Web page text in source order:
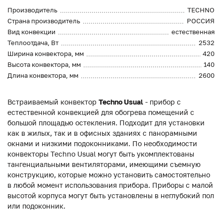
Производитель
TECHNO
Страна производитель
РОССИЯ
Вид конвекции
естественная
Теплоотдача, Вт
2532
Ширина конвектора, мм
420
Высота конвектора, мм
140
Длина конвектора, мм
2600
Встраиваемый конвектор Techno Usual - прибор с
естественной конвекцией для обогрева помещений с
большой площадью остекления. Подходит для установки
как в жилых, так и в офисных зданиях с панорамными
окнами и низкими подоконниками. По необходимости
конвекторы Techno Usual могут быть укомплектованы
тангенциальными вентиляторами, имеющими съемную
конструкцию, которые можно установить самостоятельно
в любой момент использования прибора. Приборы с малой
высотой корпуса могут быть установлены в неглубокий пол
или подоконник.